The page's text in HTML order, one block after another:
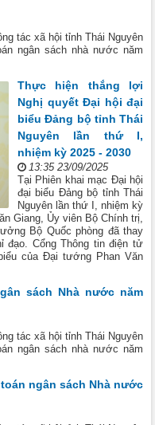
tác xã hội tỉnh Thái Nguyên
ngân sách nhà nước năm
Thực hiện thắng lợi
Nghị quyết Đại hội đại
biểu Đảng bộ tỉnh Thái
Nguyên lần thứ I,
nhiệm kỳ 2025 - 2030
13:35 23/09/2025
Tại Phiên khai mạc Đại hội
đại biểu Đảng bộ tỉnh Thái
Nguyên lần thứ I, nhiệm kỳ
Giang, Ủy viên Bộ Chính trị,
Bộ Quốc phòng đã thay
đạo. Cổng Thông tin điện tử
của Đại tướng Phan Văn
sách Nhà nước năm
tác xã hội tỉnh Thái Nguyên
ngân sách nhà nước năm
ngân sách Nhà nước